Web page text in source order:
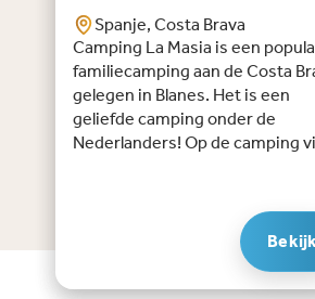
Spanje, Costa Brava
Camping La Masia is een
familiecamping aan de Costa
gelegen in Blanes. Het is een
geliefde camping onder de
Nederlanders! Op de camping
(kleine) boodschappen, twee
zwembaden, een wellnessruimte
met spa, een uitgebreid
drie padelbanen, diverse